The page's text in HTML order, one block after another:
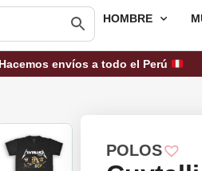
HOMBRE
Hacemos envíos a todo el Perú
POLOS